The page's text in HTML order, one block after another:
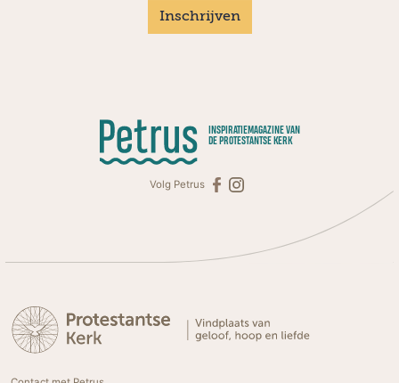
Inschrijven
INSPIRATIEMAGAZINE VAN
DE PROTESTANTSE KERK
Volg Petrus